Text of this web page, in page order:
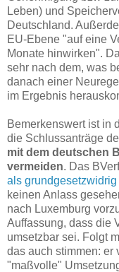
Leben) und
Deutschland.
EU-Ebene "auf eine
Monate hinwirken".
sehr nach dem, was
danach einer
im Ergebnis
Bemerkenswert ist in
die Schlussanträge
mit dem deutschen
vermeiden. Das
als
keinen Anlass
nach Luxemburg
Auffassung, dass die
umsetzbar sei. Folgt
das auch stimmen: er
"maßvolle"